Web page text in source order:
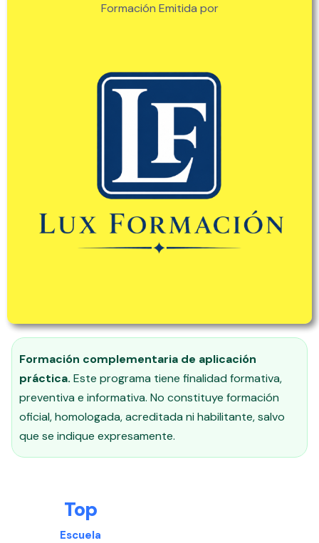
Formación Emitida por
Formación complementaria de aplicación
práctica. Este programa tiene finalidad formativa,
preventiva e informativa. No constituye formación
oficial, homologada, acreditada ni habilitante, salvo
que se indique expresamente.
Top
Escuela